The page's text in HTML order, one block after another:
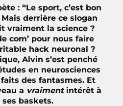
: “Le sport, c’est bon
derrière ce slogan
vraiment la science ?
com’ pour nous faire
hack neuronal ?
Alvin s’est penché
en neurosciences
des fantasmes. Et
a vraimentintérêt à
baskets.